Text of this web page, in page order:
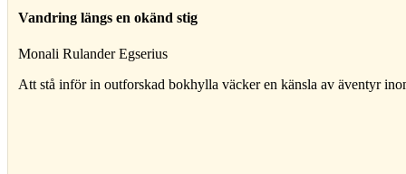
Vandring längs en okänd stig
Monali Rulander Egserius
Att stå inför in outforskad bokhylla väcker en känsla av äventyr